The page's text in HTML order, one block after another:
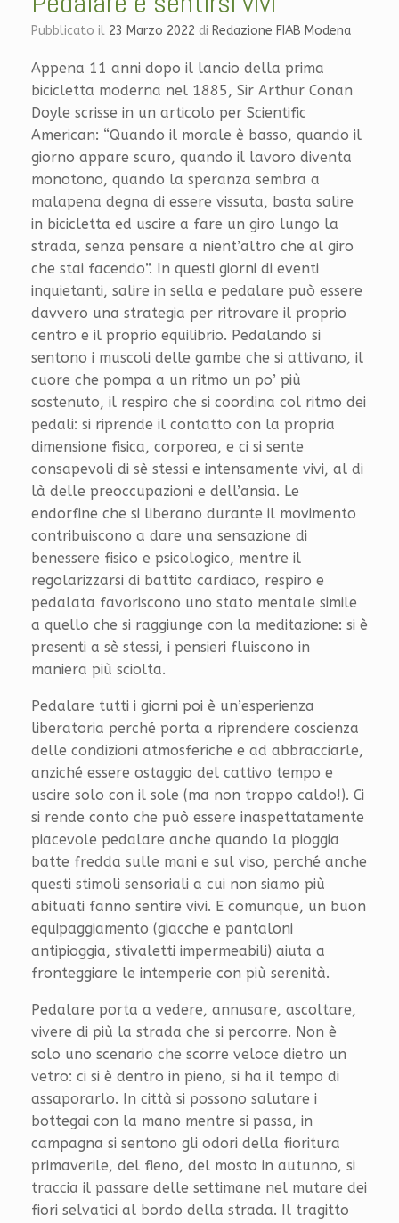
Pubblicato il 23 Marzo 2022 di Redazione FIAB Modena
Appena 11 anni dopo il lancio della prima
bicicletta moderna nel 1885, Sir Arthur Conan
Doyle scrisse in un articolo per Scientific
American: “Quando il morale è basso, quando il
giorno appare scuro, quando il lavoro diventa
monotono, quando la speranza sembra a
malapena degna di essere vissuta, basta salire
in bicicletta ed uscire a fare un giro lungo la
strada, senza pensare a nient’altro che al giro
che stai facendo”. In questi giorni di eventi
inquietanti, salire in sella e pedalare può essere
davvero una strategia per ritrovare il proprio
centro e il proprio equilibrio. Pedalando si
sentono i muscoli delle gambe che si attivano, il
cuore che pompa a un ritmo un po’ più
sostenuto, il respiro che si coordina col ritmo dei
pedali: si riprende il contatto con la propria
dimensione fisica, corporea, e ci si sente
consapevoli di sè stessi e intensamente vivi, al di
là delle preoccupazioni e dell’ansia. Le
endorfine che si liberano durante il movimento
contribuiscono a dare una sensazione di
benessere fisico e psicologico, mentre il
regolarizzarsi di battito cardiaco, respiro e
pedalata favoriscono uno stato mentale simile
a quello che si raggiunge con la meditazione: si è
presenti a sè stessi, i pensieri fluiscono in
maniera più sciolta.
Pedalare tutti i giorni poi è un’esperienza
liberatoria perché porta a riprendere coscienza
delle condizioni atmosferiche e ad abbracciarle,
anziché essere ostaggio del cattivo tempo e
uscire solo con il sole (ma non troppo caldo!). Ci
si rende conto che può essere inaspettatamente
piacevole pedalare anche quando la pioggia
batte fredda sulle mani e sul viso, perché anche
questi stimoli sensoriali a cui non siamo più
abituati fanno sentire vivi. E comunque, un buon
equipaggiamento (giacche e pantaloni
antipioggia, stivaletti impermeabili) aiuta a
fronteggiare le intemperie con più serenità.
Pedalare porta a vedere, annusare, ascoltare,
vivere di più la strada che si percorre. Non è
solo uno scenario che scorre veloce dietro un
vetro: ci si è dentro in pieno, si ha il tempo di
assaporarlo. In città si possono salutare i
bottegai con la mano mentre si passa, in
campagna si sentono gli odori della fioritura
primaverile, del fieno, del mosto in autunno, si
traccia il passare delle settimane nel mutare dei
fiori selvatici al bordo della strada. Il tragitto